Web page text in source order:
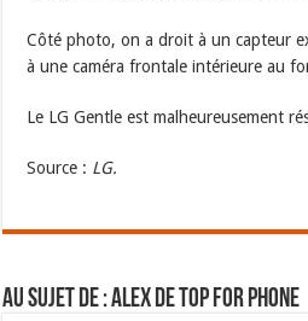
Côté photo, on a droit à un capteur
à une caméra frontale intérieure au
Le LG Gentle est malheureusement
Source : LG.
Au sujet de : Alex de Top For Phone